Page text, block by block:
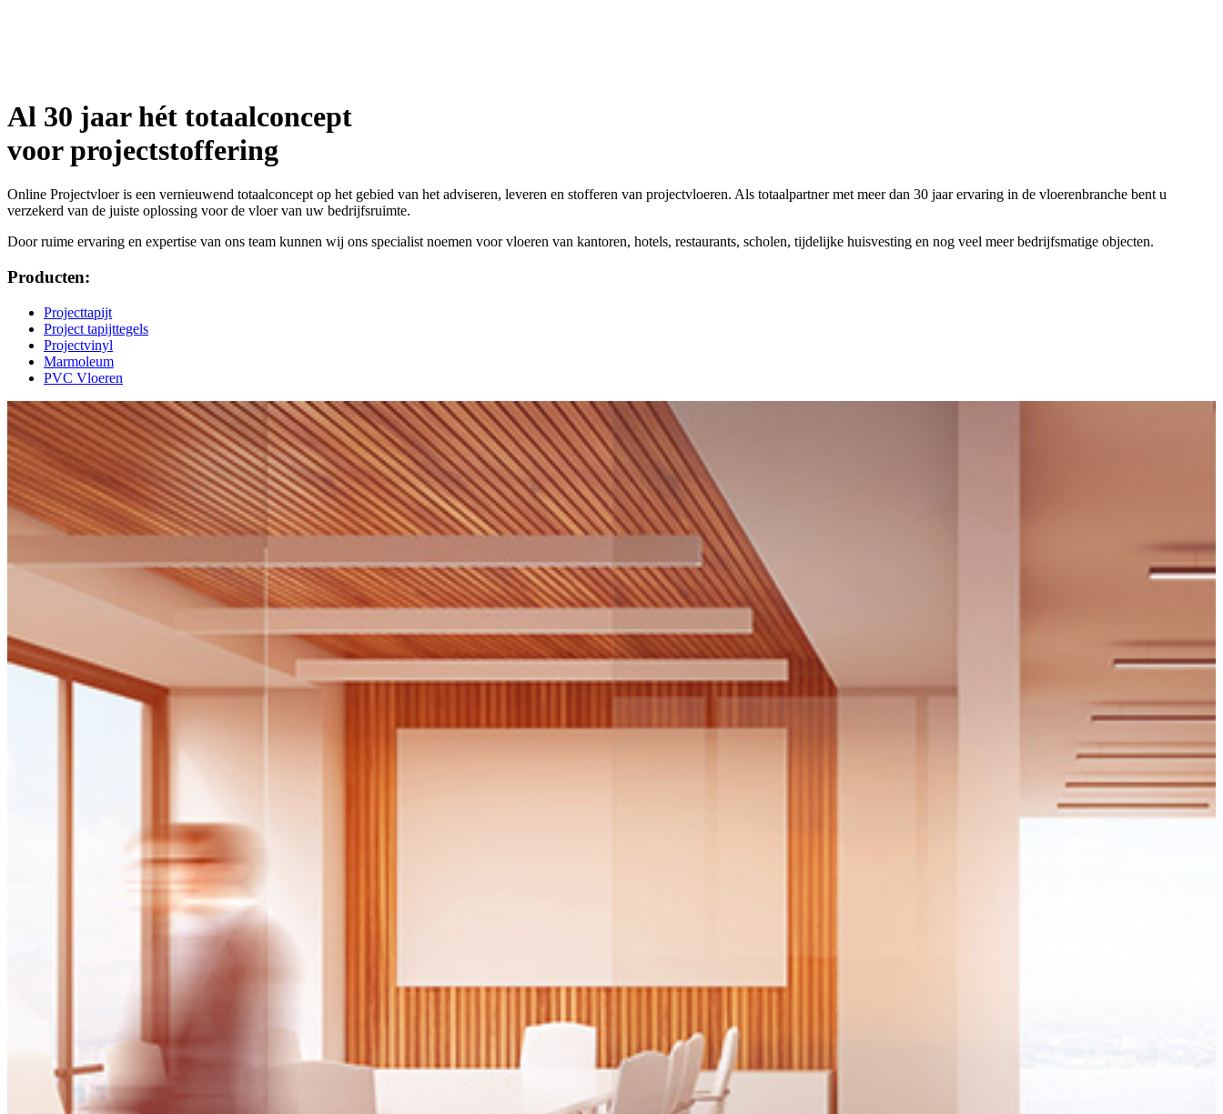
Al 30 jaar hét totaalconcept
voor projectstoffering
Online Projectvloer is een vernieuwend totaalconcept op het gebied van het adviseren, leveren en stofferen van projectvloeren. Als totaalpartner met meer dan 30 jaar ervaring in de vloerenbranche bent u
verzekerd van de juiste oplossing voor de vloer van uw bedrijfsruimte.
Door ruime ervaring en expertise van ons team kunnen wij ons specialist noemen voor vloeren van kantoren, hotels, restaurants, scholen, tijdelijke huisvesting en nog veel meer bedrijfsmatige objecten.
Producten:
Projecttapijt
Project tapijttegels
Projectvinyl
Marmoleum
PVC Vloeren